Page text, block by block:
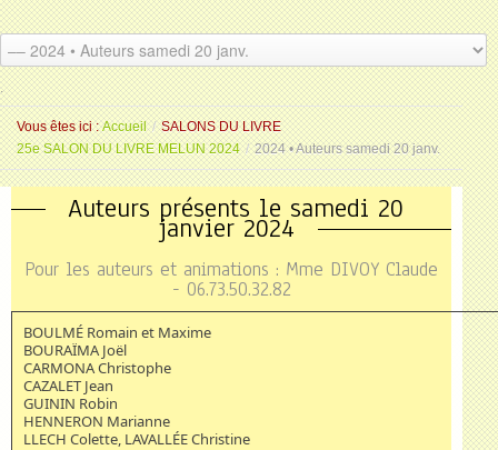
.
.
Vous êtes ici : Accueil / SALONS DU LIVRE
25e SALON DU LIVRE MELUN 2024 / 2024 • Auteurs samedi 20 janv.
Auteurs présents le samedi 20
janvier 2024
Pour les auteurs et animations : Mme DIVOY Claude
- 06.73.50.32.82
BOULMÉ Romain et Maxime
BOURAÏMA Joël
CARMONA Christophe
CAZALET Jean
GUININ Robin
HENNERON Marianne
LLECH Colette, LAVALLÉE Christine